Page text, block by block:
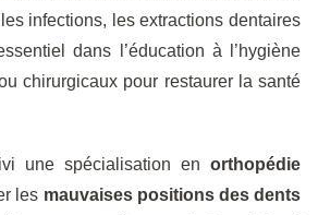
infections, les extractions dentaires
dans l’éducation à l’hygiène
chirurgicaux pour restaurer la santé
une spécialisation en orthopédie
les mauvaises positions des dents